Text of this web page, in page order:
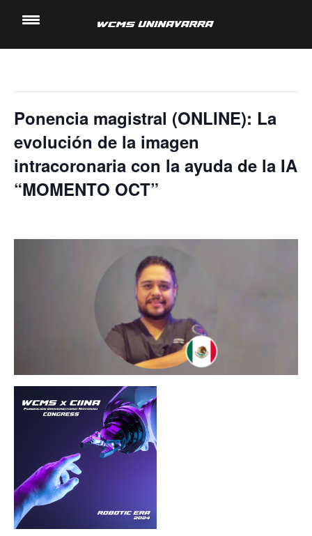
Ponencia magistral (ONLINE): La
evolución de la imagen
intracoronaria con la ayuda de la IA
“MOMENTO OCT”